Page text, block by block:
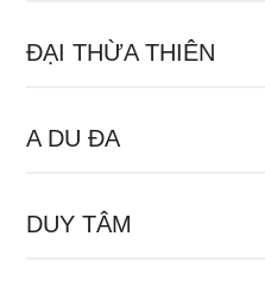
ĐẠI THỪA THIÊN
A DU ĐA
DUY TÂM